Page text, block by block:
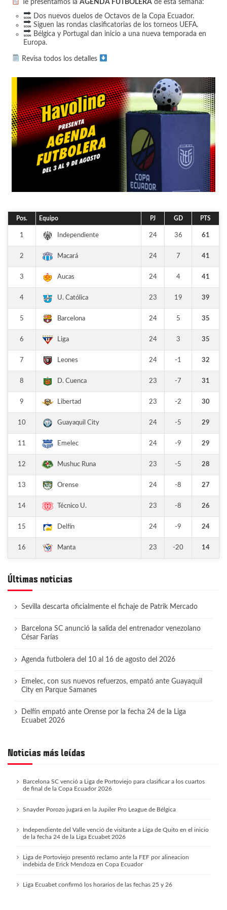
d
s
Te presentamos la AGENDA FUTBOLERAde esta semana:
Dos nuevos duelos de Octavos de la Copa Ecuador.
Siguen las rondas clasificatorias de los torneos UEFA.
Bélgica y Portugal dan inicio a una nueva temporada en
Europa.
Revisa todos los detalles
Pos. Equipo PJ GD PTS
1 Independiente 24 36 61
2 Macará 24 7 41
3 Aucas 24 4 41
4 U. Católica 23 19 39
5 Barcelona 24 5 35
6 Liga 24 3 35
7 Leones 24 -1 32
8 D. Cuenca 23 -7 31
9 Libertad 23 -2 30
10 Guayaquil City 24 -5 29
11 Emelec 24 -9 29
12 Mushuc Runa 23 -5 28
13 Orense 24 -8 27
14 Técnico U. 23 -8 26
15 Delfín 24 -9 24
16 Manta 23 -20 14
Últimas noticias
Sevilla descarta oficialmente el fichaje de Patrik Mercado
Barcelona SC anunció la salida del entrenador venezolano
César Farías
Agenda futbolera del 10 al 16 de agosto del 2026
Emelec, con sus nuevos refuerzos, empató ante Guayaquil
City en Parque Samanes
Delfín empató ante Orense por la fecha 24 de la Liga
Ecuabet 2026
Noticias más leídas
Barcelona SC venció a Liga de Portoviejo para clasificar a los cuartos
de final de la Copa Ecuador 2026
Snayder Porozo jugará en la Jupiler Pro League de Bélgica
Independiente del Valle venció de visitante a Liga de Quito en el inicio
de la fecha 24 de la Liga Ecuabet 2026
Liga de Portoviejo presentó reclamo ante la FEF por alineacion
indebida de Erick Mendoza en Copa Ecuador
Liga Ecuabet confirmó los horarios de las fechas 25 y 26